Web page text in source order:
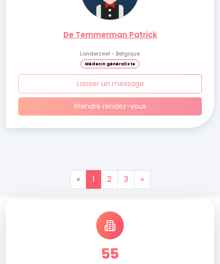
De Temmerman Patrick
Londerzeel - Belgique
Médecin généraliste
Laisser un message
Prendre rendez-vous
« 1 2 3 »
55